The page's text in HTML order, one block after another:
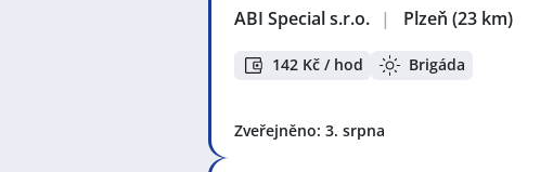
ABI Special s.r.o. | Plzeň (23 km)
142 Kč / hod Brigáda
Zveřejněno: 3. srpna